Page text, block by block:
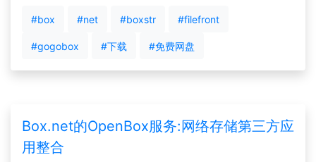
#box #net #boxstr #filefront
#gogobox #下载 #免费网盘
Box.net的OpenBox服务:网络存储第三方应
用整合